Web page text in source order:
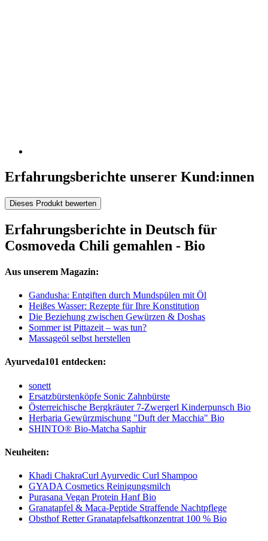
Erfahrungsberichte unserer Kund:innen
Dieses Produkt bewerten
Erfahrungsberichte in Deutsch für
Cosmoveda Chili gemahlen - Bio
Aus unserem Magazin:
Gandusha: Entgiften durch Mundspülen mit Öl
Heißes Wasser: Rezepte für Ihre Konstitution
Die Beziehung zwischen Gewürzen & Doshas
Sommer ist Pittazeit – was tun?
Massageöl selbst herstellen
Ayurveda101 entdecken:
sonett
Ersatzbürstenköpfe Sonic Zahnbürste
Österreichische Bergkräuter 7-Zwergerl Kinderpunsch Bio
Herbaria Gewürzmischung "Duft der Macchia" Bio
SHINTO® Bio-Matcha Saphir
Neuheiten:
Khadi ChakraCurl Ayurvedic Curl Shampoo
GYADA Cosmetics Reinigungsmilch
Purasana Vegan Protein Hanf Bio
Granatapfel & Maca-Peptide Straffende Nachtpflege
Obsthof Retter Granatapfelsaftkonzentrat 100 % Bio